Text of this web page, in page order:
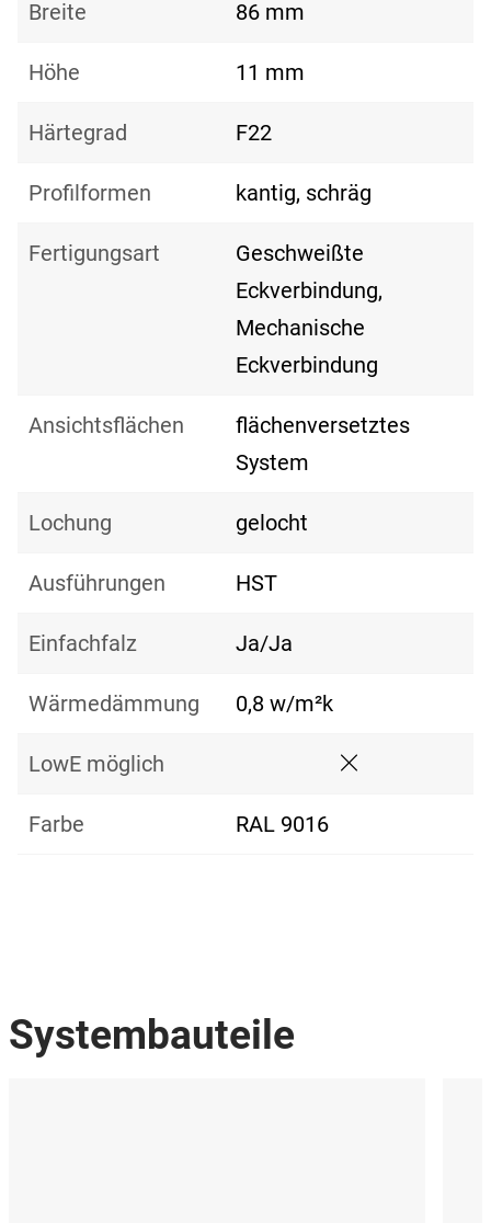
Breite 86 mm
Höhe 11 mm
Härtegrad F22
Profilformen kantig, schräg
Fertigungsart
Geschweißte
Eckverbindung,
Mechanische
Eckverbindung
Ansichtsflächen
flächenversetztes
System
Lochung gelocht
Ausführungen HST
Einfachfalz Ja/Ja
Wärmedämmung 0,8 w/m²k
LowE möglich
Farbe RAL 9016
Systembauteile